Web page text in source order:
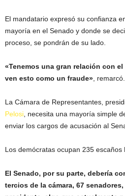
El mandatario expresó su confianza
mayoría en el Senado y donde se
proceso, se pondrán de su lado.
«Tenemos una gran relación con
ven esto como un fraude» , remarcó.
La Cámara de Representantes,
Pelosi , necesita una mayoría simple
enviar los cargos de acusación al
Los demócratas ocupan 235 escaños
El Senado, por su parte, debería
tercios de la cámara, 67